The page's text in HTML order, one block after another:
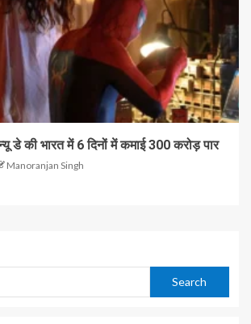
डे की भारत में 6 दिनों में कमाई 300 करोड़ पार
Manoranjan Singh
Search